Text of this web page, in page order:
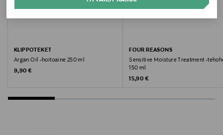
Valmistajan osoite
PL 4, 00251, Helsinki, Finland
KLIPPOTEKET
Argan Oil -hoitoaine 250 ml
Original Price
9,90 €
FOUR REASONS
Sensitive Moisture Treatment -
150 ml
Original Price
15,90 €